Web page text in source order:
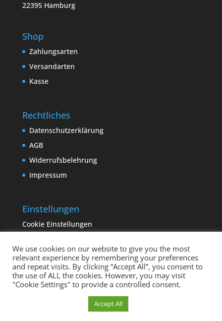
22395 Hamburg
Shop
Zahlungsarten
Versandarten
Kasse
Rechtliches
Datenschutzerklärung
AGB
Widerrufsbelehrung
Impressum
Einstellungen
Cookie Einstellungen
Copyright sempervivum.info 2023 | Designed by
binderland.de| Supported by
We use cookies on our website to give you the most
relevant experience by remembering your preferences
and repeat visits. By clicking “Accept All”, you consent to
the use of ALL the cookies. However, you may visit
"Cookie Settings" to provide a controlled consent.
Accept All